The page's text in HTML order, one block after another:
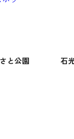
と公園 石